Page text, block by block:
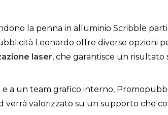
la penna in alluminio Scribble
Leonardo offre diverse opzioni
laser, che garantisce un
e a un team grafico interno,
verrà valorizzato su un supporto che